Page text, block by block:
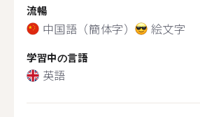
流暢
中国語（簡体字） 絵文字
学習中の言語
英語